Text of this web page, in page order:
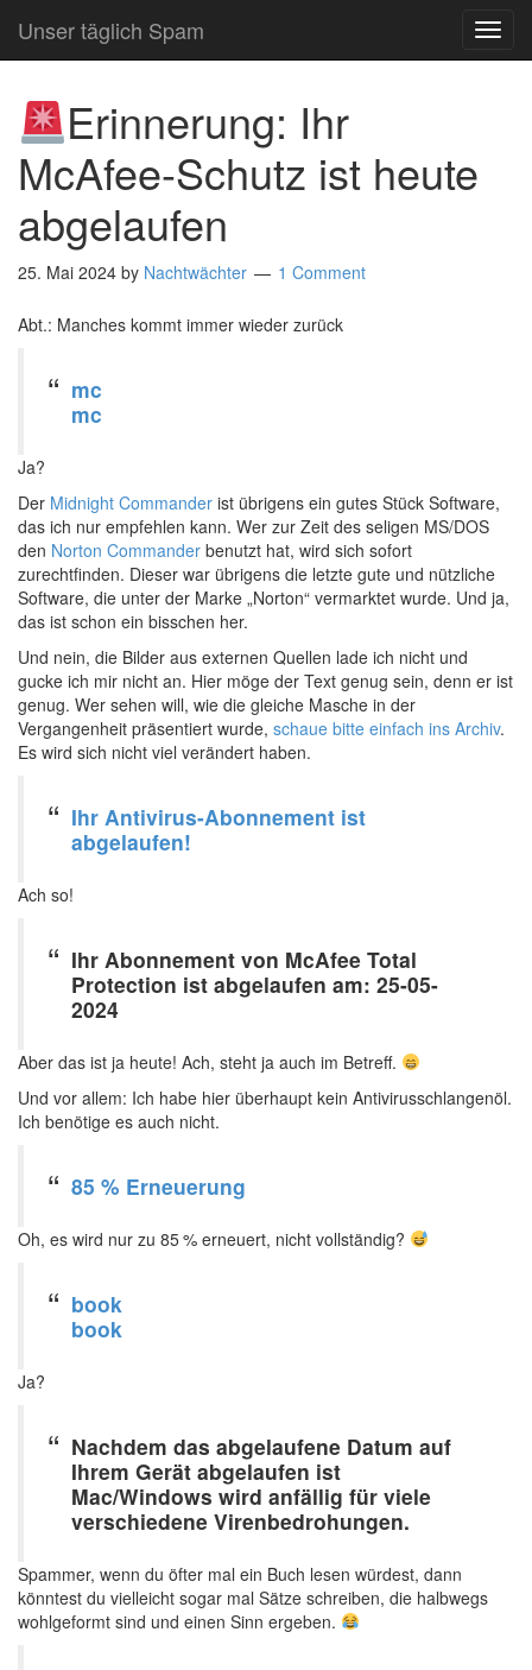
Unser täglich Spam
Erinnerung: Ihr
McAfee-Schutz ist heute
abgelaufen
25. Mai 2024 by Nachtwächter 1 Comment
Abt.: Manches kommt immer wieder zurück
mc
mc
Ja?
Der Midnight Commander ist übrigens ein gutes Stück Software,
das ich nur empfehlen kann. Wer zur Zeit des seligen MS/DOS
den Norton Commander benutzt hat, wird sich sofort
zurechtfinden. Dieser war übrigens die letzte gute und nützliche
Software, die unter der Marke „Norton“ vermarktet wurde. Und ja,
das ist schon ein bisschen her.
Und nein, die Bilder aus externen Quellen lade ich nicht und
gucke ich mir nicht an. Hier möge der Text genug sein, denn er ist
genug. Wer sehen will, wie die gleiche Masche in der
Vergangenheit präsentiert wurde, schaue bitte einfach ins Archiv.
Es wird sich nicht viel verändert haben.
Ihr Antivirus-Abonnement ist
abgelaufen!
Ach so!
Ihr Abonnement von McAfee Total
Protection ist abgelaufen am: 25-05-
2024
Aber das ist ja heute! Ach, steht ja auch im Betreff.
Und vor allem: Ich habe hier überhaupt kein Antivirusschlangenöl.
Ich benötige es auch nicht.
85 % Erneuerung
Oh, es wird nur zu 85 % erneuert, nicht vollständig?
book
book
Ja?
Nachdem das abgelaufene Datum auf
Ihrem Gerät abgelaufen ist
Mac/Windows wird anfällig für viele
verschiedene Virenbedrohungen.
Spammer, wenn du öfter mal ein Buch lesen würdest, dann
könntest du vielleicht sogar mal Sätze schreiben, die halbwegs
wohlgeformt sind und einen Sinn ergeben.